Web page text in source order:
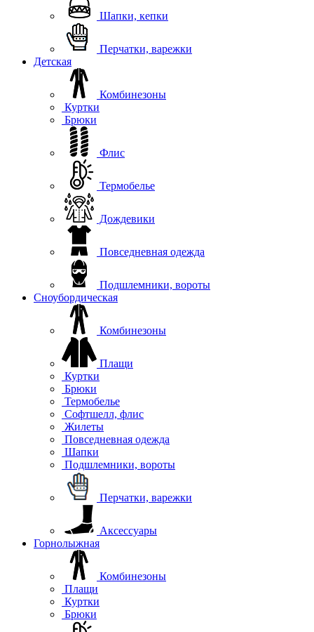
Шапки, кепки
Перчатки, варежки
Детская
Комбинезоны
Куртки
Брюки
Флис
Термобелье
Дождевики
Повседневная одежда
Подшлемники, вороты
Сноубордическая
Комбинезоны
Плащи
Куртки
Брюки
Термобелье
Софтшелл, флис
Жилеты
Повседневная одежда
Шапки
Подшлемники, вороты
Перчатки, варежки
Аксессуары
Горнолыжная
Комбинезоны
Плащи
Куртки
Брюки